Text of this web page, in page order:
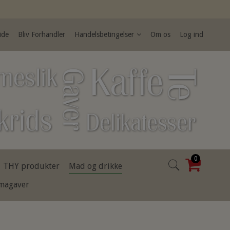
Bliv Forhandler Handelsbetingelser Om os Log ind
0
THY produkter
Mad og drikke